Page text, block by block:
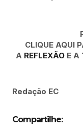
CLIQUE AQUI
A REFLEXÃOE A
Redação EC
Compartilhe: